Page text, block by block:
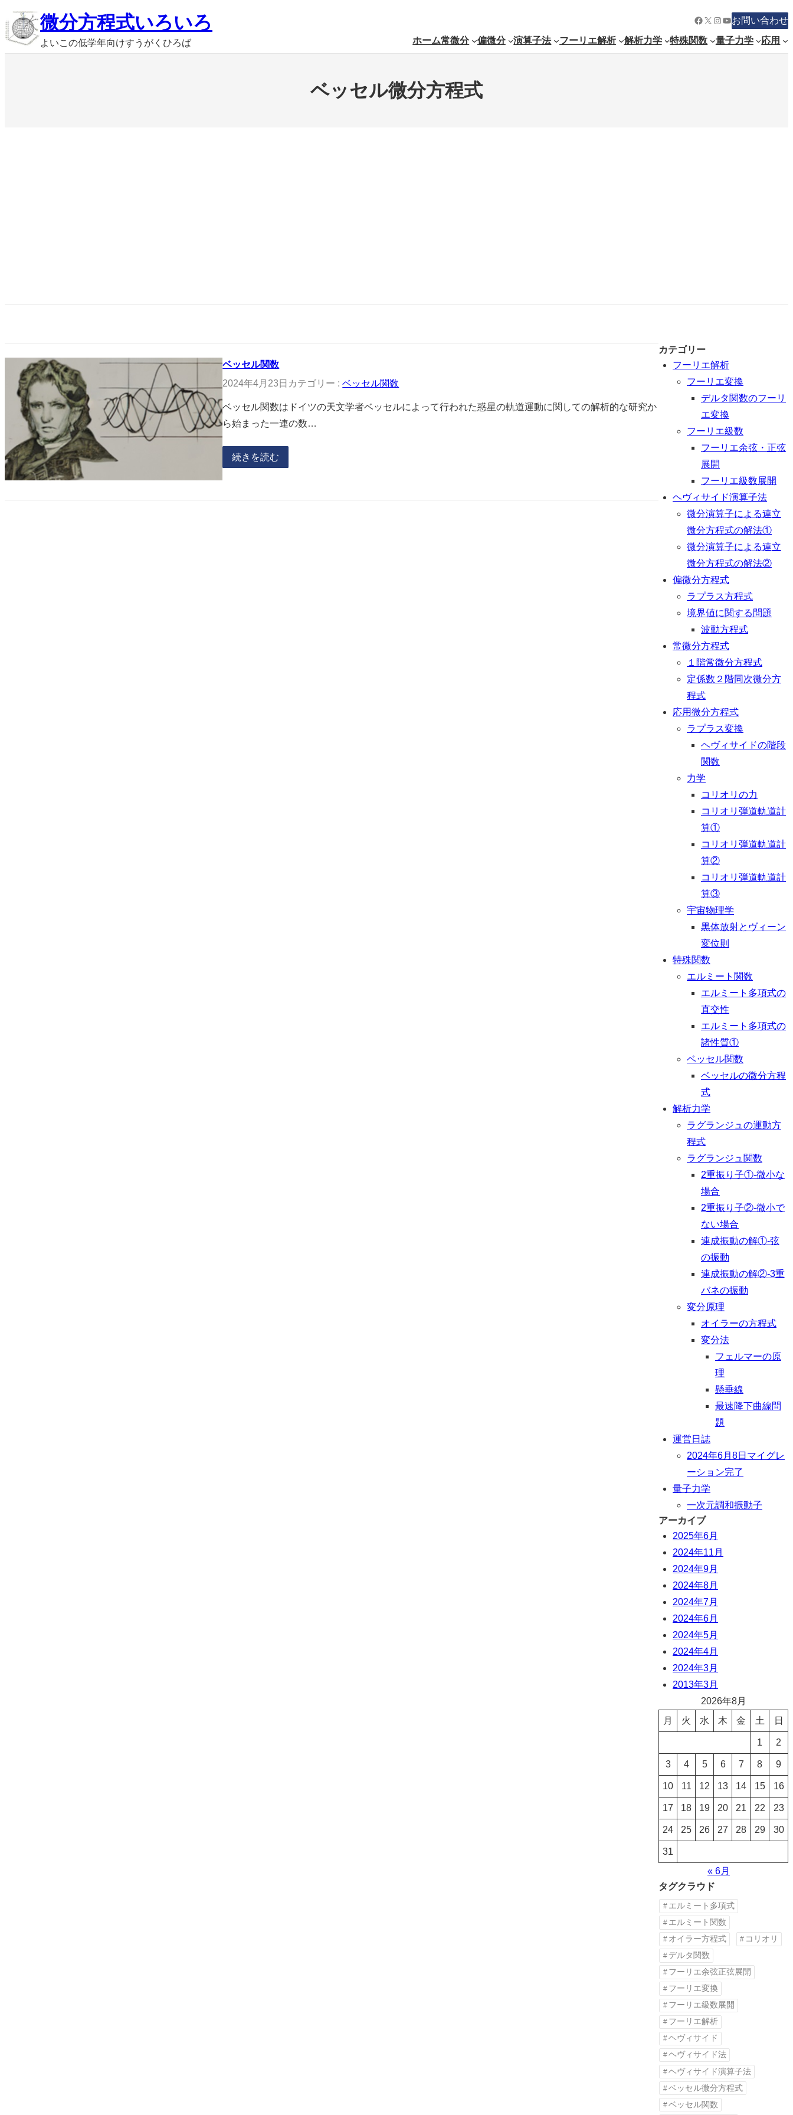
内
容
を
微分方程式いろいろ
よいこの低学年向けすうがくひろば
Facebook
X Instagram
YouTube
お問い合わせ
ホーム常微分 偏微分 演算子法 フーリエ解析 解析力学 特殊関数 量子力学 応用
ベッセル微分方程式
ベッセル関数
2024年4月23日 カテゴリー :ベッセル関数
ベッセル関数はドイツの天文学者ベッセルによって行われた惑星の軌道運動に関しての解析的な研究か
ら始まった一連の数…
続きを読む
カテゴリー
フーリエ解析
フーリエ変換
デルタ関数のフーリ
エ変換
フーリエ級数
フーリエ余弦・正弦
展開
フーリエ級数展開
ヘヴィサイド演算子法
微分演算子による連立
微分方程式の解法①
微分演算子による連立
微分方程式の解法②
偏微分方程式
ラプラス方程式
境界値に関する問題
波動方程式
常微分方程式
１階常微分方程式
定係数２階同次微分方
程式
応用微分方程式
ラプラス変換
ヘヴィサイドの階段
関数
力学
コリオリの力
コリオリ弾道軌道計
算①
コリオリ弾道軌道計
算②
コリオリ弾道軌道計
算③
宇宙物理学
黒体放射とヴィーン
変位則
特殊関数
エルミート関数
エルミート多項式の
直交性
エルミート多項式の
諸性質①
ベッセル関数
ベッセルの微分方程
式
解析力学
ラグランジュの運動方
程式
ラグランジュ関数
2重振り子①-微小な
場合
2重振り子②-微小で
ない場合
連成振動の解①-弦
の振動
連成振動の解②-3重
バネの振動
変分原理
オイラーの方程式
変分法
フェルマーの原
理
懸垂線
最速降下曲線問
題
運営日誌
2024年6月8日マイグレ
ーション完了
量子力学
一次元調和振動子
アーカイブ
2025年6月
2024年11月
2024年9月
2024年8月
2024年7月
2024年6月
2024年5月
2024年4月
2024年3月
2013年3月
2026年8月
月
火 水 木 金 土 日
1 2
3 4 5 6 7 8 9
10 11 12 13 14 15 16
17 18 19 20 21 22 23
24 25 26 27 28 29 30
31
« 6月
タグクラウド
エルミート多項式
エルミート関数
オイラー方程式
コリオリ
デルタ関数
フーリエ余弦正弦展開
フーリエ変換
フーリエ級数展開
フーリエ解析
ヘヴィサイド
ヘヴィサイド法
ヘヴィサイド演算子法
ベッセル微分方程式
ベッセル関数